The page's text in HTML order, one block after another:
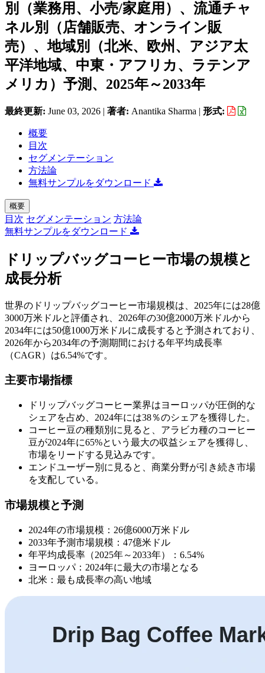
別（業務用、小売/家庭用）、流通チャ
ネル別（店舗販売、オンライン販
売）、地域別（北米、欧州、アジア太
平洋地域、中東・アフリカ、ラテンア
メリカ）予測、2025年～2033年
最終更新: June 03, 2026 | 著者: Anantika Sharma | 形式:
概要
目次
セグメンテーション
方法論
無料サンプルをダウンロード
概要
目次 セグメンテーション 方法論
無料サンプルをダウンロード
ドリップバッグコーヒー市場の規模と
成長分析
世界のドリップバッグコーヒー市場規模は、2025年には28億
3000万米ドルと評価され、2026年の30億2000万米ドルから
2034年には50億1000万米ドルに成長すると予測されており、
2026年から2034年の予測期間における年平均成長率
（CAGR）は6.54%です。
主要市場指標
ドリップバッグコーヒー業界はヨーロッパが圧倒的な
シェアを占め、2024年には38％のシェアを獲得した。
コーヒー豆の種類別に見ると、アラビカ種のコーヒー
豆が2024年に65%という最大の収益シェアを獲得し、
市場をリードする見込みです。
エンドユーザー別に見ると、商業分野が引き続き市場
を支配している。
市場規模と予測
2024年の市場規模：26億6000万米ドル
2033年予測市場規模：47億米ドル
年平均成長率（2025年～2033年）：6.54%
ヨーロッパ：2024年に最大の市場となる
北米：最も成長率の高い地域